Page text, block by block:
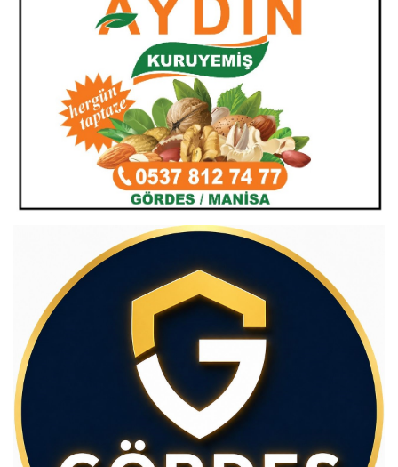
görülecek. İki örnek sundum . Çıkacak
kanunun ceza geliri amaçlı olduğunu
düşünüyorum.
Beğen( 0
( 0 )
Burda anladığım sadece hazineye gelir
aktarmak insaf insaf kazayı önlemek veya
insan hayatı ikinçi üçüncü sırada kalır
Cevapla
Beğen
( 0 )